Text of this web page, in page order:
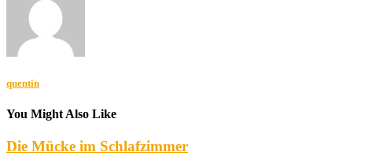
quentin
You Might Also Like
Die Mücke im Schlafzimmer